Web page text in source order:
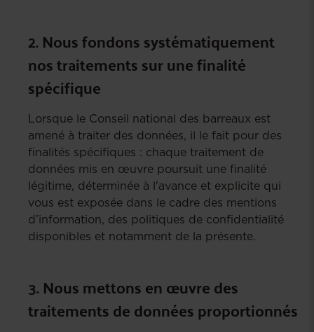
2. Nous fondons systématiquement
nos traitements sur une finalité
spécifique
Lorsque le Conseil national des barreaux est
amené à traiter des données, il le fait pour des
finalités spécifiques : chaque traitement de
données mis en œuvre poursuit une finalité
légitime, déterminée à l'avance et explicite qui
vous est exposée dans le cadre des mentions
d’information, des politiques de confidentialité
disponibles et notamment de la présente.
3. Nous mettons en œuvre des
traitements de données proportionnés